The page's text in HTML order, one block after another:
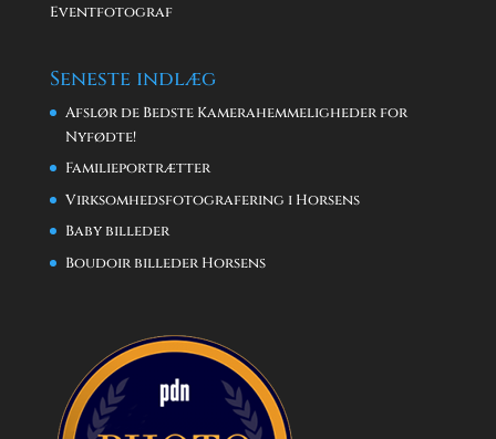
Eventfotograf
Seneste indlæg
Afslør de Bedste Kamerahemmeligheder for
Nyfødte!
Familieportrætter
Virksomhedsfotografering i Horsens
Baby billeder
Boudoir billeder Horsens